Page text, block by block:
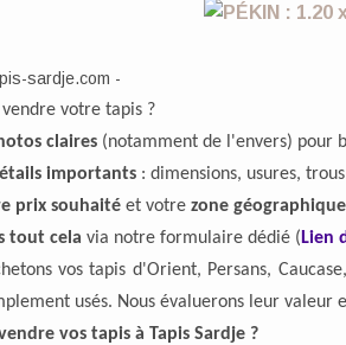
sardje.com -
votre tapis ?
claires (notamment de l'envers) pour
importants : dimensions, usures,
prix souhaité et votre zone géographique
tout cela via notre formulaire dédié ( Lien
vos tapis d'Orient, Persans,
usés. Nous évaluerons leur
vos tapis à Tapis Sardje ?